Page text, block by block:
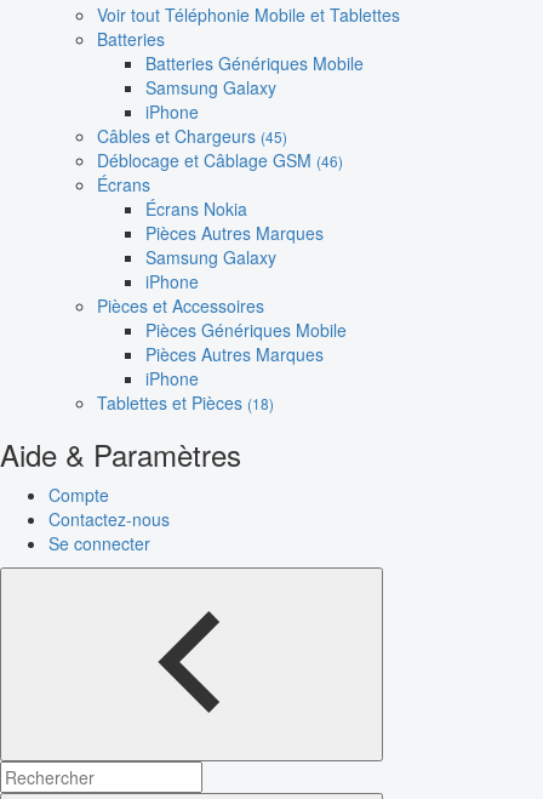
Voir tout Téléphonie Mobile et Tablettes
Batteries
Batteries Génériques Mobile
Samsung Galaxy
iPhone
Câbles et Chargeurs (45)
Déblocage et Câblage GSM (46)
Écrans
Écrans Nokia
Pièces Autres Marques
Samsung Galaxy
iPhone
Pièces et Accessoires
Pièces Génériques Mobile
Pièces Autres Marques
iPhone
Tablettes et Pièces (18)
Aide & Paramètres
Compte
Contactez-nous
Se connecter